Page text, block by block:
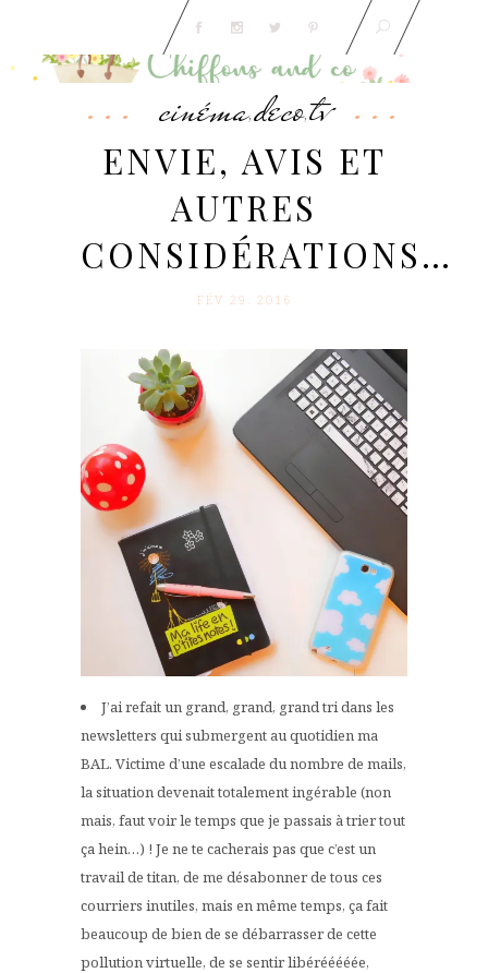
cinéma,deco,tv
ENVIE, AVIS ET
AUTRES
CONSIDÉRATIONS…
FÉV 29. 2016
J’ai refait un grand, grand, grand tri dans les
newsletters qui submergent au quotidien ma
BAL. Victime d’une escalade du nombre de mails,
la situation devenait totalement ingérable (non
mais, faut voir le temps que je passais à trier tout
ça hein…) ! Je ne te cacherais pas que c’est un
travail de titan, de me désabonner de tous ces
courriers inutiles, mais en même temps, ça fait
beaucoup de bien de se débarrasser de cette
pollution virtuelle, de se sentir libérééééée,